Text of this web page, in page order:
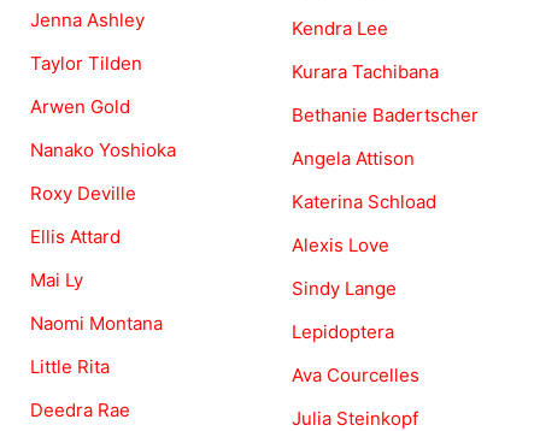
Jenna Ashley
Taylor Tilden
Arwen Gold
Nanako Yoshioka
Roxy Deville
Ellis Attard
Mai Ly
Naomi Montana
Little Rita
Deedra Rae
Kendra Lee
Kurara Tachibana
Bethanie Badertscher
Angela Attison
Katerina Schload
Alexis Love
Sindy Lange
Lepidoptera
Ava Courcelles
Julia Steinkopf